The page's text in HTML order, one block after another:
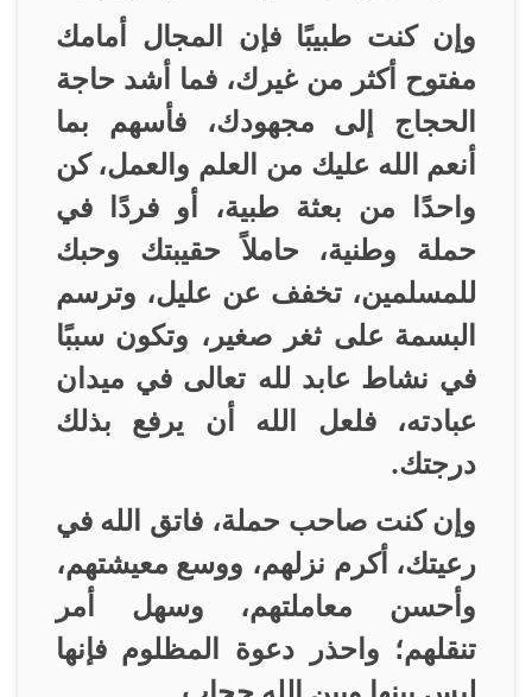
وإن كنت طبيبًا فإن المجال أمامك
مفتوح أكثر من غيرك، فما أشد حاجة
الحجاج إلى مجهودك، فأسهم بما
أنعم الله عليك من العلم والعمل، كن
واحدًا من بعثة طبية، أو فردًا في
حملة وطنية، حاملاً حقيبتك وحبك
للمسلمين، تخفف عن عليل، وترسم
البسمة على ثغر صغير، وتكون سببًا
في نشاط عابد لله تعالى في ميدان
عبادته، فلعل الله أن يرفع بذلك
درجتك.
وإن كنت صاحب حملة، فاتق الله في
رعيتك، أكرم نزلهم، ووسع معيشتهم،
وأحسن معاملتهم، وسهل أمر
تنقلهم؛ واحذر دعوة المظلوم فإنها